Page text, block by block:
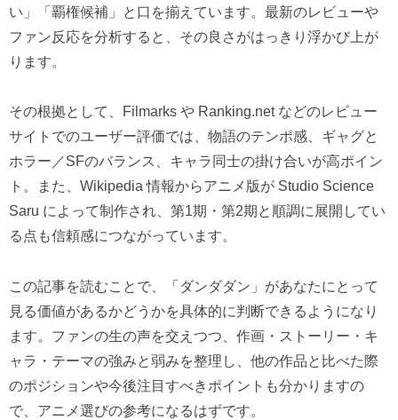
い」「覇権候補」と口を揃えています。最新のレビューや
ファン反応を分析すると、その良さがはっきり浮かび上が
ります。
その根拠として、Filmarks や Ranking.net などのレビュー
サイトでのユーザー評価では、物語のテンポ感、ギャグと
ホラー／SFのバランス、キャラ同士の掛け合いが高ポイン
ト。また、Wikipedia 情報からアニメ版が Studio Science
Saru によって制作され、第1期・第2期と順調に展開してい
る点も信頼感につながっています。
この記事を読むことで、「ダンダダン」があなたにとって
見る価値があるかどうかを具体的に判断できるようになり
ます。ファンの生の声を交えつつ、作画・ストーリー・キ
ャラ・テーマの強みと弱みを整理し、他の作品と比べた際
のポジションや今後注目すべきポイントも分かりますの
で、アニメ選びの参考になるはずです。